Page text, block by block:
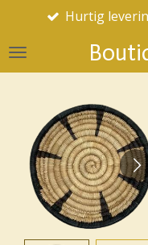
Spring
hovedindhold
Hurtig